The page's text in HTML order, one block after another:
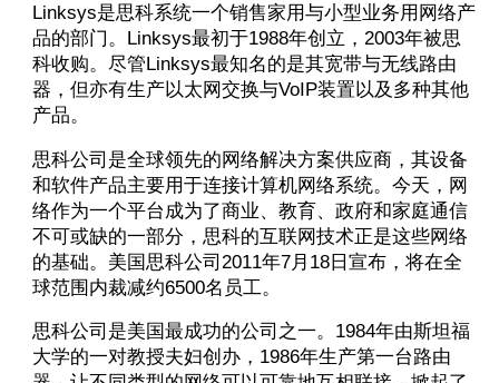
Linksys是思科系统一个销售家用与小型业务用网络产
品的部门。Linksys最初于1988年创立，2003年被思
科收购。尽管Linksys最知名的是其宽带与无线路由
器，但亦有生产以太网交换与VoIP装置以及多种其他
产品。
思科公司是全球领先的网络解决方案供应商，其设备
和软件产品主要用于连接计算机网络系统。今天，网
络作为一个平台成为了商业、教育、政府和家庭通信
不可或缺的一部分，思科的互联网技术正是这些网络
的基础。美国思科公司2011年7月18日宣布，将在全
球范围内裁减约6500名员工。
思科公司是美国最成功的公司之一。1984年由斯坦福
大学的一对教授夫妇创办，1986年生产第一台路由